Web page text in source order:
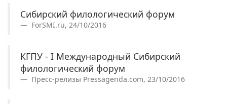
Сибирский филологический форум
ForSMI.ru, 24/10/2016
КГПУ - I Международный Сибирский
филологический форум
Пресс-релизы Pressagenda.com, 23/10/2016